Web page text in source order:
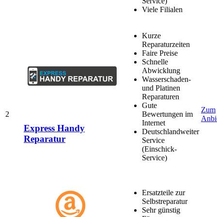
Viele Filialen
2
Express Handy
Reparatur
Kurze
Reparaturzeiten
Faire Preise
Schnelle
Abwicklung
Wasserschaden-
und Platinen
Reparaturen
Gute
Bewertungen im
Internet
Deutschlandweiter
Service
(Einschick-
Service)
Zum
Ersatzteile zur
Selbstreparatur
Sehr günstig